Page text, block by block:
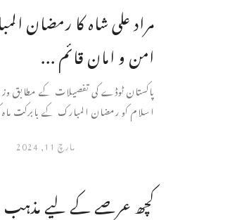
مراد علی شاہ کا رمضان
امن و امان قائم ...
پاکستان ٹوڈے کی تفصیلات کے مطابق
اسلام کو رمضان المبارک کے بابرکت
مارچ 11, 2024
کچھ عرصے کے لیے مذہب